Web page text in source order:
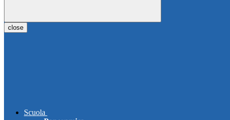
close
Scuola